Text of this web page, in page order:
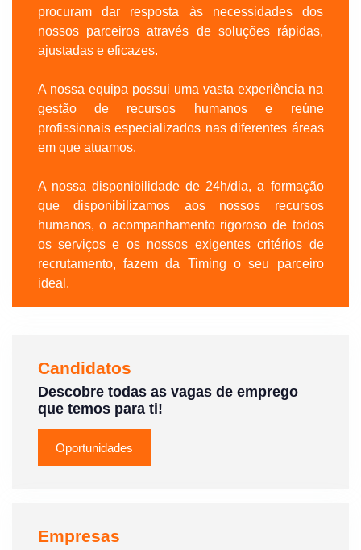
procuram dar resposta às necessidades dos
nossos parceiros através de soluções rápidas,
ajustadas e eficazes.
A nossa equipa possui uma vasta experiência na
gestão de recursos humanos e reúne
profissionais especializados nas diferentes áreas
em que atuamos.
A nossa disponibilidade de 24h/dia, a formação
que disponibilizamos aos nossos recursos
humanos, o acompanhamento rigoroso de todos
os serviços e os nossos exigentes critérios de
recrutamento, fazem da Timing o seu parceiro
ideal.
Candidatos
Descobre todas as vagas de emprego
que temos para ti!
Oportunidades
Empresas